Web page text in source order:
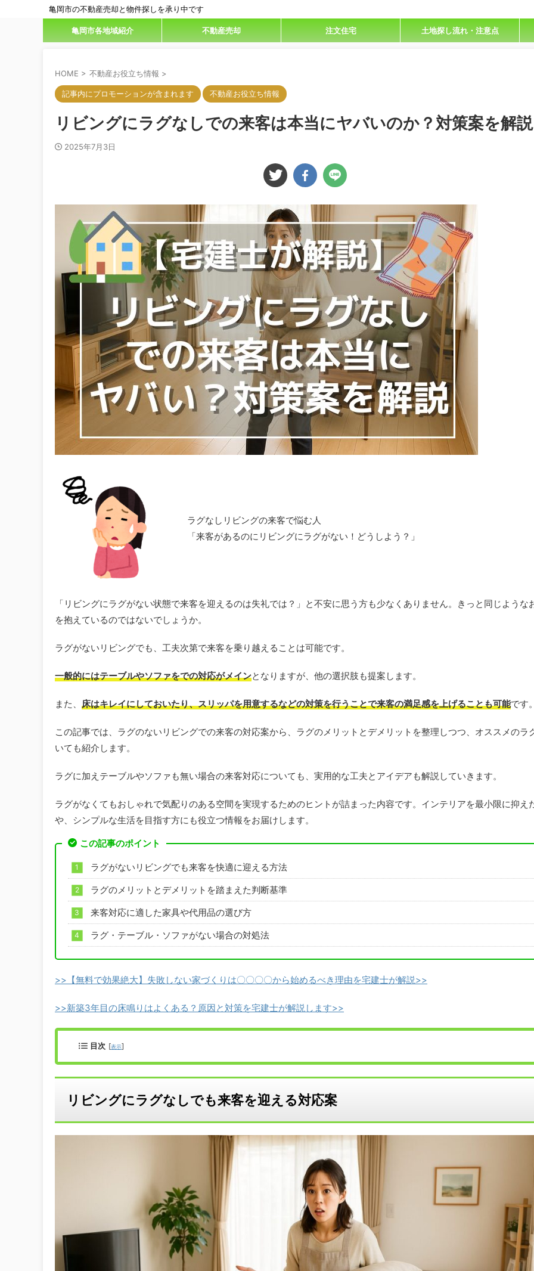
亀岡市の不動産売却と物件探しを承り中です
亀岡市各地域紹介 不動産売却 注文住宅 土地探し流れ・注意点
HOME > 不動産お役立ち情報 >
記事内にプロモーションが含まれます 不動産お役立ち情報
リビングにラグなしでの来客は本当にヤバいのか？対策案を解説
2025年7月3日
ラグなしリビングの来客で悩む人
「来客があるのにリビングにラグがない！どうしよう？」
「リビングにラグがない状態で来客を迎えるのは失礼では？」と不安に思う方も少なくありません。きっと同じような
を抱えているのではないでしょうか。
ラグがないリビングでも、工夫次第で来客を乗り越えることは可能です。
一般的にはテーブルやソファをでの対応がメインとなりますが、他の選択肢も提案します。
また、 床はキレイにしておいたり、スリッパを用意するなどの対策を行うことで来客の満足感を上げることも可能です
この記事では、ラグのないリビングでの来客の対応案から、ラグのメリットとデメリットを整理しつつ、オススメのラ
いても紹介します。
ラグに加えテーブルやソファも無い場合の来客対応についても、実用的な工夫とアイデアも解説していきます。
ラグがなくてもおしゃれで気配りのある空間を実現するためのヒントが詰まった内容です。インテリアを最小限に抑え
や、シンプルな生活を目指す方にも役立つ情報をお届けします。
この記事のポイント
ラグがないリビングでも来客を快適に迎える方法
ラグのメリットとデメリットを踏まえた判断基準
来客対応に適した家具や代用品の選び方
ラグ・テーブル・ソファがない場合の対処法
>>【無料で効果絶大】失敗しない家づくりは〇〇〇〇から始めるべき理由を宅建士が解説>>
>>新築3年目の床鳴りはよくある？原因と対策を宅建士が解説します>>
目次 [表示]
リビングにラグなしでも来客を迎える対応案